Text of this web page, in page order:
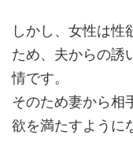
しかし、女性は性
ため、夫からの誘
情です。
そのため妻から相
欲を満たすように